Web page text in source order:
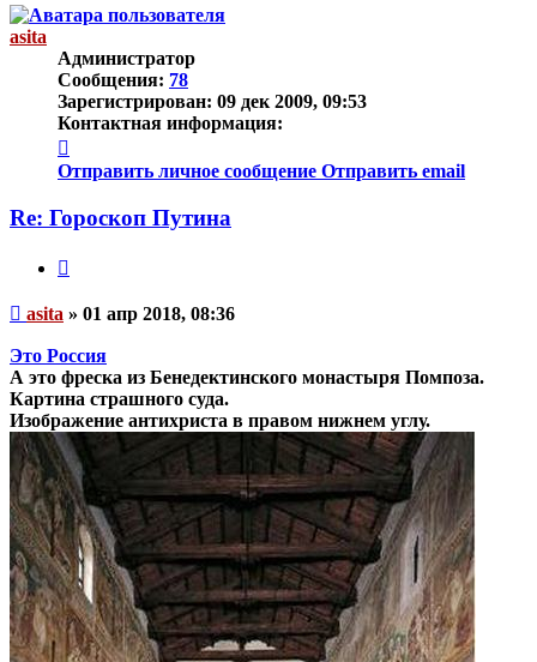
началу
asita
Администратор
Сообщения: 78
Зарегистрирован: 09 дек 2009, 09:53
Контактная информация:
информация
пользователя
Отправить личное сообщение Отправить email
Re: Гороскоп Путина
Непрочитанное
asita » 01 апр 2018, 08:36
Это Россия
А это фреска из Бенедектинского монастыря Помпоза.
Картина страшного суда.
Изображение антихриста в правом нижнем углу.